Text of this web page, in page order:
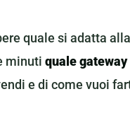
quale si adatta
minuti quale
e di come vuoi